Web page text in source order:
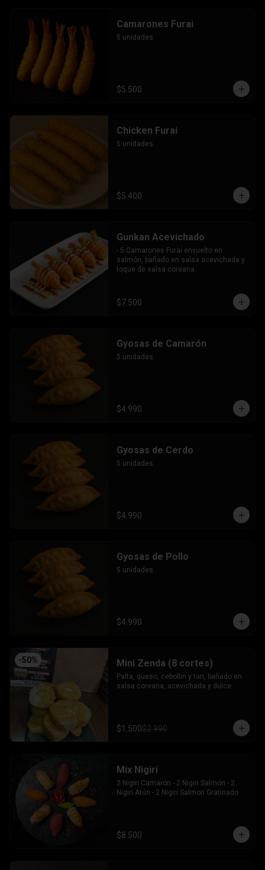
Camarones Furai
5 unidades.
$5.500
Chicken Furai
5 unidades.
$5.400
Gunkan Acevichado
- 5 Camarones Furai envuelto en
salmón, bañado en salsa acevichada y
toque de salsa coreana.
$7.500
Gyosas de Camarón
5 unidades.
$4.990
Gyosas de Cerdo
5 unidades.
$4.990
Gyosas de Pollo
5 unidades.
$4.990
-50% Mini Zenda (8 cortes)
Palta, queso, cebollin y tari, bañado en
salsa coreana, acevichada y dulce
$1.500$2.990
Mix Nigiri
2 Nigiri Camarón - 2 Nigiri Salmón - 2
Nigiri Atún - 2 Nigiri Salmon Gratinado
$8.500